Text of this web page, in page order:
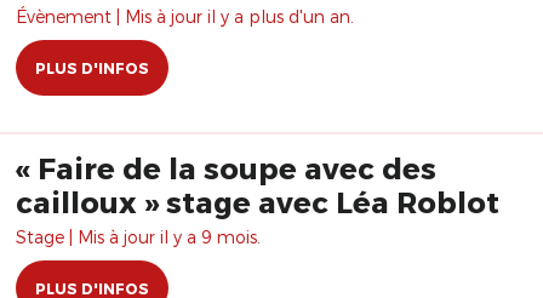
Évènement | Mis à jour il y a plus d'un an.
PLUS D'INFOS
« Faire de la soupe avec des
cailloux » stage avec Léa Roblot
Stage | Mis à jour il y a 9 mois.
PLUS D'INFOS